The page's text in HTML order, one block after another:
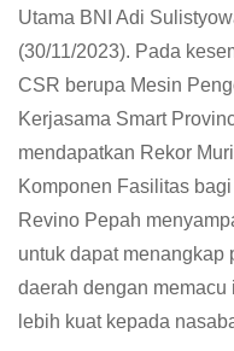
Utama BNI Adi
(30/11/2023). Pada
CSR berupa Mesin
Kerjasama Smart
mendapatkan Rekor
Komponen Fasilitas
Revino Pepah
untuk dapat menangkap
daerah dengan
lebih kuat kepada